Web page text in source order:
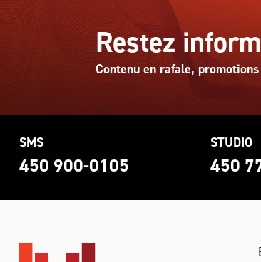
Restez
Contenu en rafale,
SMS
450 900-0105
STUDIO
450